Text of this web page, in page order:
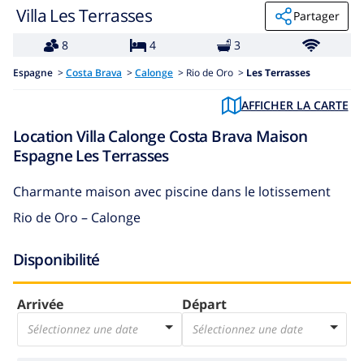
Villa Les Terrasses
Partager
8
4 3
Espagne > Costa Brava > Calonge > Rio de Oro > Les Terrasses
AFFICHER LA CARTE
Location Villa Calonge Costa Brava Maison
Espagne Les Terrasses
Charmante maison avec piscine dans le lotissement
Rio de Oro – Calonge
Disponibilité
Arrivée
Sélectionnez une date
Départ
Sélectionnez une date